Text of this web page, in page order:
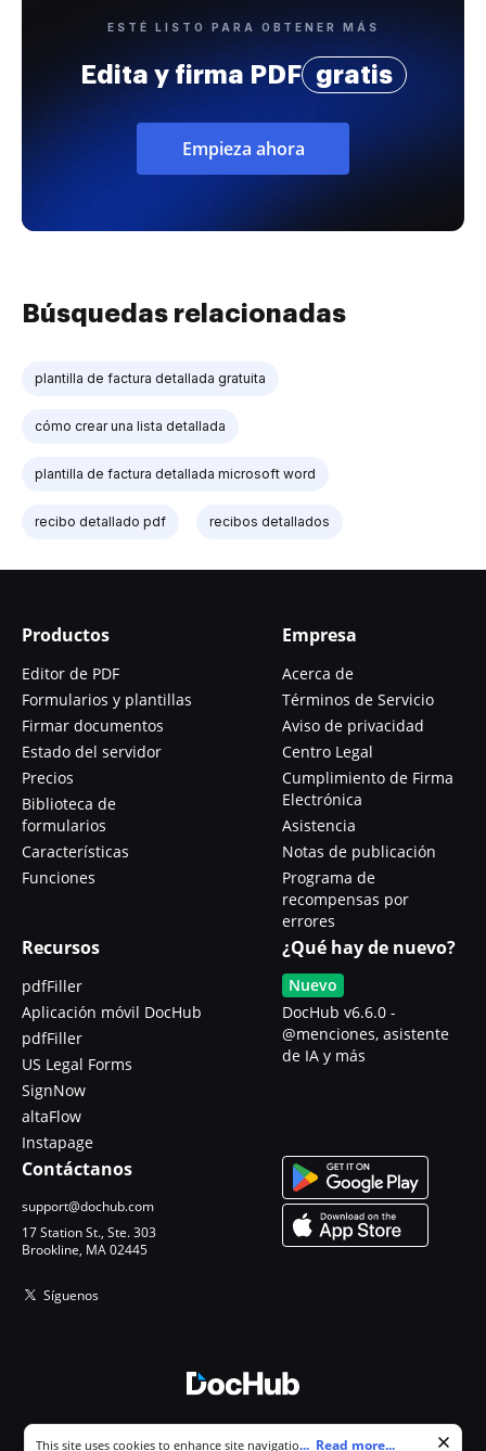
ESTÉ LISTO PARA OBTENER MÁS
Edita y firma PDF gratis
Empieza ahora
Búsquedas relacionadas
plantilla de factura detallada gratuita
cómo crear una lista detallada
plantilla de factura detallada microsoft word
recibo detallado pdf recibos detallados
Productos
Editor de PDF
Formularios y plantillas
Firmar documentos
Estado del servidor
Precios
Biblioteca de
formularios
Características
Funciones
Empresa
Acerca de
Términos de Servicio
Aviso de privacidad
Centro Legal
Cumplimiento de Firma
Electrónica
Asistencia
Notas de publicación
Programa de
recompensas por
errores
Recursos
pdfFiller
Aplicación móvil DocHub
pdfFiller
US Legal Forms
SignNow
altaFlow
Instapage
¿Qué hay de nuevo?
Nuevo
DocHub v6.6.0 -
@menciones, asistente
de IA y más
Contáctanos
support@dochub.com
17 Station St., Ste. 303
Brookline, MA 02445
Síguenos
Cookie consent notice
This site uses cookies to enhance site navigation and personalize
... Read more...